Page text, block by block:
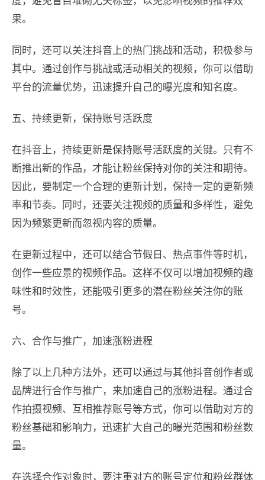
果。
同时，还可以关注抖音上的热门挑战和活动，积极参与
其中。通过创作与挑战或活动相关的视频，你可以借助
平台的流量优势，迅速提升自己的曝光度和知名度。
五、持续更新，保持账号活跃度
在抖音上，持续更新是保持账号活跃度的关键。只有不
断推出新的作品，才能让粉丝保持对你的关注和期待。
因此，要制定一个合理的更新计划，保持一定的更新频
率和节奏。同时，还要关注视频的质量和多样性，避免
因为频繁更新而忽视内容的质量。
在更新过程中，还可以结合节假日、热点事件等时机，
创作一些应景的视频作品。这样不仅可以增加视频的趣
味性和时效性，还能吸引更多的潜在粉丝关注你的账
号。
六、合作与推广，加速涨粉进程
除了以上几种方法外，还可以通过与其他抖音创作者或
品牌进行合作与推广，来加速自己的涨粉进程。通过合
作拍摄视频、互相推荐账号等方式，你可以借助对方的
粉丝基础和影响力，迅速扩大自己的曝光范围和粉丝数
量。
在选择合作对象时，要注重对方的账号定位和粉丝群体